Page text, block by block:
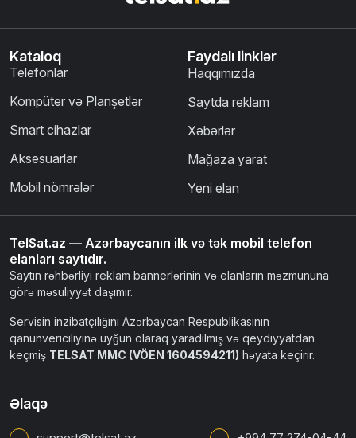
Kataloq
Telefonlar
Kompüter və Planşetlər
Smart cihazlar
Aksesuarlar
Mobil nömrələr
Faydalı linklər
Haqqımızda
Saytda reklam
Xəbərlər
Mağaza yarat
Yeni elan
TelSat.az — Azərbaycanın ilk və tək mobil telefon
elanları saytıdır.
Saytın rəhbərliyi reklam bannerlərinin və elanların məzmununa
görə məsuliyyət daşımır.
keçmiş